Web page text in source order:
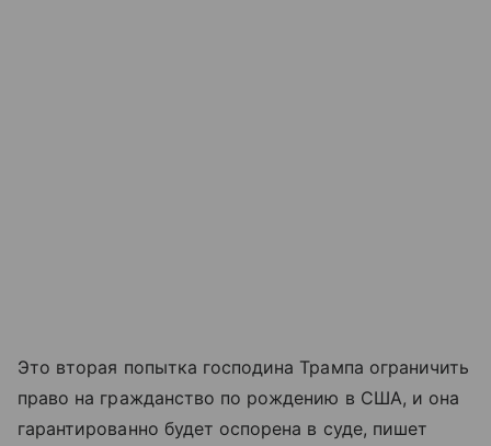
Это вторая попытка господина Трампа ограничить
право на гражданство по рождению в США, и она
гарантированно будет оспорена в суде, пишет